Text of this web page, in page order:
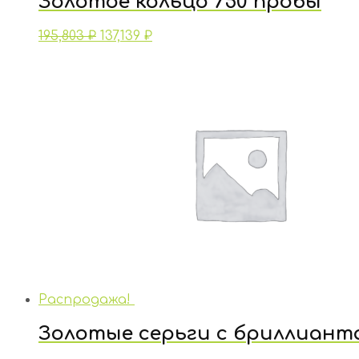
195,803₽ 137,139 ₽
Распродажа!
Золотые серьги с